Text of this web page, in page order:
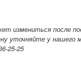
измениться после
уточняйте у нашего
25-25